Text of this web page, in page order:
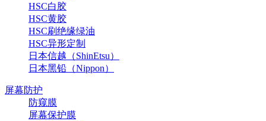
HSC白胶
HSC黄胶
HSC刷绝缘绿油
HSC异形定制
日本信越（ShinEtsu）
日本黑铅（Nippon）
屏幕防护
防窥膜
屏幕保护膜